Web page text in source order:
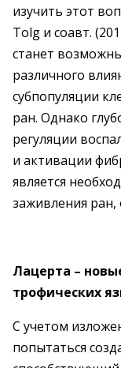
изучить этот
Tolg и соавт.
станет
различного
субпопуляции
ран. Однако
регуляции
и активации
является
заживления ран,
Лацерта –
трофических
С учетом
попытаться